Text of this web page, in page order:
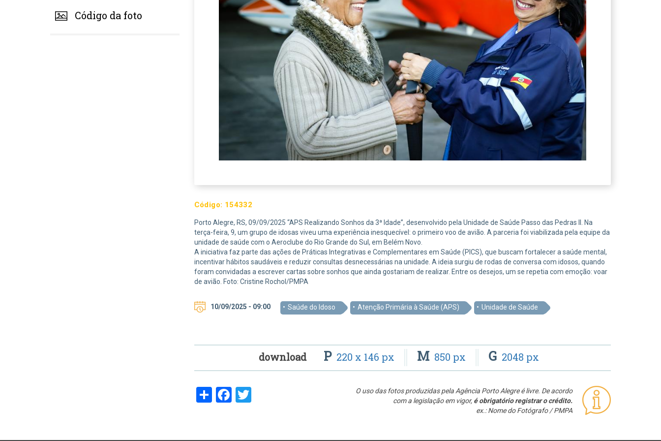
Código da foto
Código: 154332
Porto Alegre, RS, 09/09/2025 “APS Realizando Sonhos da 3ª Idade”, desenvolvido pela Unidade de Saúde Passo das Pedras II. Na
terça-feira, 9, um grupo de idosas viveu uma experiência inesquecível: o primeiro voo de avião. A parceria foi viabilizada pela equipe da
unidade de saúde com o Aeroclube do Rio Grande do Sul, em Belém Novo.
A iniciativa faz parte das ações de Práticas Integrativas e Complementares em Saúde (PICS), que buscam fortalecer a saúde mental,
incentivar hábitos saudáveis e reduzir consultas desnecessárias na unidade. A ideia surgiu de rodas de conversa com idosos, quando
foram convidadas a escrever cartas sobre sonhos que ainda gostariam de realizar. Entre os desejos, um se repetia com emoção: voar
de avião. Foto: Cristine Rochol/PMPA
10/09/2025 - 09:00 Saúde do Idoso Atenção Primária à Saúde (APS) Unidade de Saúde
download P 220 x 146 px M 850 px G 2048 px
O uso das fotos produzidas pela Agência Porto Alegre é livre. De acordo
com a legislação em vigor, é obrigatório registrar o crédito.
ex.: Nome do Fotógrafo / PMPA
ShareFacebook
Twitter